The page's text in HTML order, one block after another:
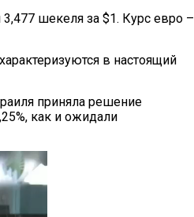
3,477 шекеля за $1. Курс евро –
в настоящий
приняла решение
как и ожидали